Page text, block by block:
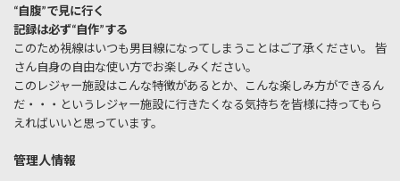
“自腹”で見に行く
記録は必ず“自作”する
このため視線はいつも男目線になってしまうことはご了承ください。 皆
さん自身の自由な使い方でお楽しみください。
このレジャー施設はこんな特徴があるとか、こんな楽しみ方ができるん
だ・・・というレジャー施設に行きたくなる気持ちを皆様に持ってもら
えればいいと思っています。
管理人情報